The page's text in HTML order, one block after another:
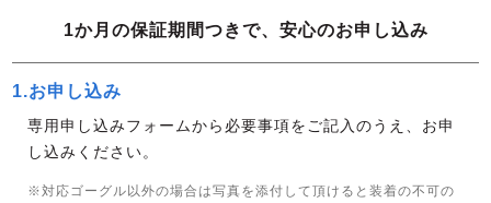
1か月の保証期間つきで、安心のお申し込み
1.お申し込み
専用申し込みフォームから必要事項をご記入のうえ、お申
し込みください。
※対応ゴーグル以外の場合は写真を添付して頂けると装着の不可の